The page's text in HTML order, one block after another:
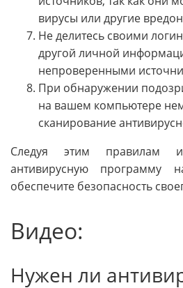
вирусы или другие
Не делитесь своими
другой личной
непроверенными
При обнаружении
на вашем компьютере
сканирование
Следуя этим правилам
антивирусную
обеспечите безопасность
Видео:
Нужен ли